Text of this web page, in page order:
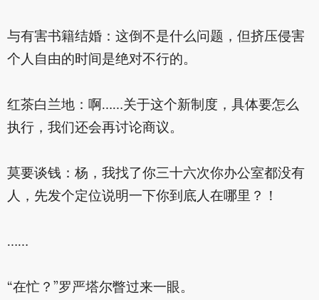
与有害书籍结婚：这倒不是什么问题，但挤压侵害
个人自由的时间是绝对不行的。
红茶白兰地：啊……关于这个新制度，具体要怎么
执行，我们还会再讨论商议。
莫要谈钱：杨，我找了你三十六次你办公室都没有
人，先发个定位说明一下你到底人在哪里？！
……
“在忙？”罗严塔尔瞥过来一眼。